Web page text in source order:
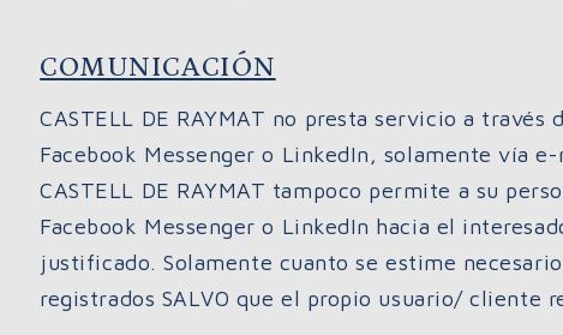
COMUNICACIÓN
CASTELL DE RAYMAT no presta servicio a
Facebook Messenger o LinkedIn, solamente vía e-
CASTELL DE RAYMAT tampoco permite a su
Facebook Messenger o LinkedIn hacia el
justificado. Solamente cuanto se estime
registrados SALVO que el propio usuario/ cliente